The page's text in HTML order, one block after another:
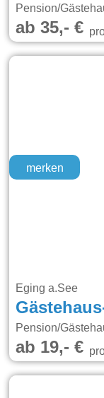
Pension/
ab 35,- €pro
merken
Eging a.See
Pension/
ab 19,- €pro